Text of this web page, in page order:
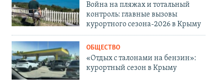
Война на пляжах и тотальный
контроль: главные вызовы
курортного сезона-2026 в Крыму
ОБЩЕСТВО
«Отдых с талонами на бензин»:
курортный сезон в Крыму